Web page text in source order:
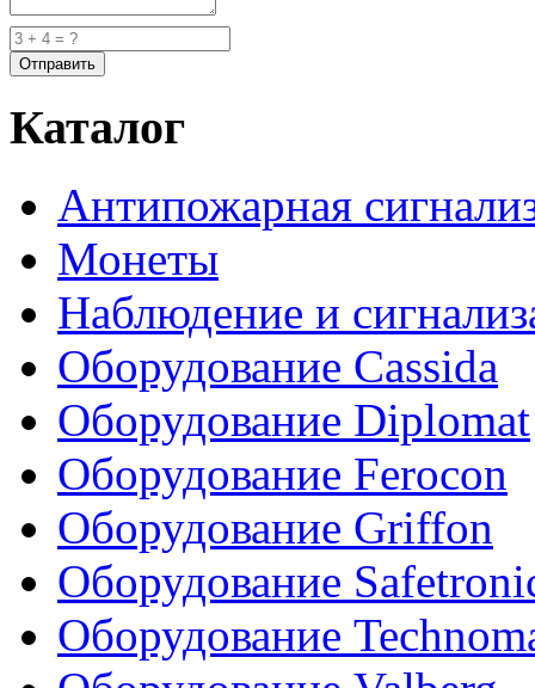
Каталог
Антипожарная
Монеты
Наблюдение и
Оборудование Cassida
Оборудование Diplomat
Оборудование Ferocon
Оборудование Griffon
Оборудование
Оборудование